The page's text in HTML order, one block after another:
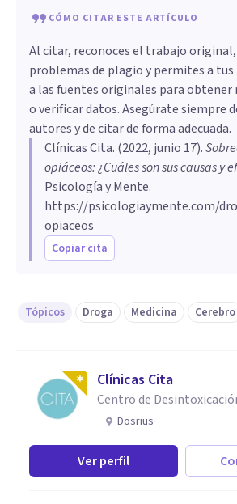
CÓMO CITAR ESTE ARTÍCULO
Al citar, reconoces el trabajo
problemas de plagio y permites a
a las fuentes originales para
o verificar datos. Asegúrate siempre
autores y de citar de forma adecuada.
Clínicas Cita. (2022, junio 17).
opiáceos: ¿Cuáles son sus causas y
Psicología y Mente.
https://psicologiaymente.com/
opiaceos
Copiar cita
Tópicos Droga Medicina Cerebro
Clínicas Cita
Centro de
Dosrius
Ver perfil